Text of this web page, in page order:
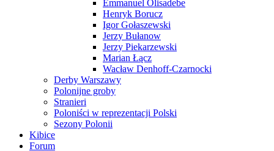
Emmanuel Olisadebe
Henryk Borucz
Igor Gołaszewski
Jerzy Bułanow
Jerzy Piekarzewski
Marian Łącz
Wacław Denhoff-Czarnocki
Derby Warszawy
Polonijne groby
Stranieri
Poloniści w reprezentacji Polski
Sezony Polonii
Kibice
Forum